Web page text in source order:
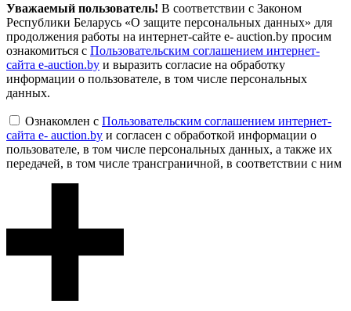
Уважаемый пользователь! В соответствии с Законом
Республики Беларусь «О защите персональных данных» для
продолжения работы на интернет-сайте e- auction.by просим
ознакомиться с Пользовательским соглашением интернет-
сайта e-auction.by и выразить согласие на обработку
информации о пользователе, в том числе персональных
данных.
Ознакомлен с Пользовательским соглашением интернет-
сайта e- auction.by и согласен с обработкой информации о
пользователе, в том числе персональных данных, а также их
передачей, в том числе трансграничной, в соответствии с ним